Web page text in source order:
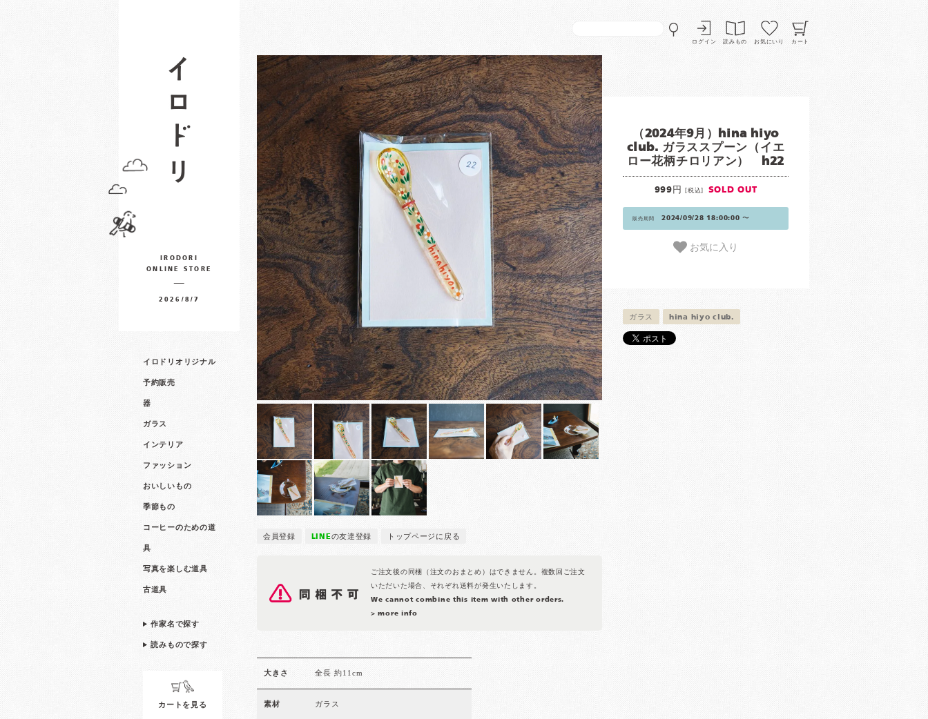
ログイン 読みもの お気にいり カート
IRODORI
ONLINE STORE
2026/8/7
イロドリオリジナル
予約販売
器
ガラス
インテリア
ファッション
おいしいもの
季節もの
コーヒーのための道
具
写真を楽しむ道具
古道具
作家名で探す
読みもので探す
カートを見る
会員登録 LINEの友達登録 トップページに戻る
ご注文後の同梱（注文のおまとめ）はできません。複数回ご注文
いただいた場合、それぞれ送料が発生いたします。
We cannot combine this item with other orders.
> more info
（2024年9月）hina hiyo
club. ガラススプーン（イエ
ロー花柄チロリアン） h22
999円[税込] SOLD OUT
販売期間 2024/09/28 18:00:00 〜
お気に入り
ガラス hina hiyo club.
大きさ 全長 約11cm
素材 ガラス